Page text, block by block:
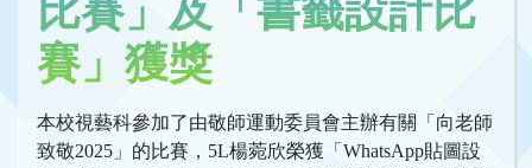
比賽」及「書籤設計比
賽」獲獎
本校視藝科參加了由敬師運動委員會主辦有關「向老師
致敬2025」的比賽，5L楊菀欣榮獲「WhatsApp貼圖設